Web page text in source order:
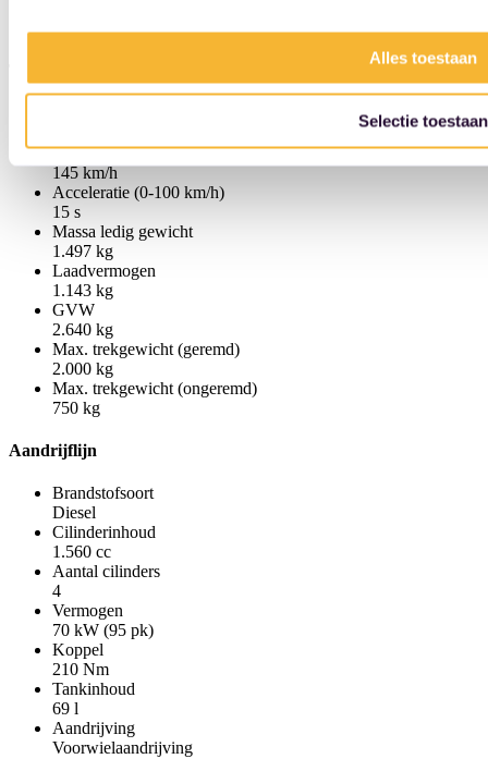
Alles toestaan
Selectie toestaan
PAINT IMPERIAL BLUE (KNP) (blauw)
Topsnelheid
145 km/h
Acceleratie (0-100 km/h)
15 s
Massa ledig gewicht
1.497 kg
Laadvermogen
1.143 kg
GVW
2.640 kg
Max. trekgewicht (geremd)
2.000 kg
Max. trekgewicht (ongeremd)
750 kg
Aandrijflijn
Brandstofsoort
Diesel
Cilinderinhoud
1.560 cc
Aantal cilinders
4
Vermogen
70 kW (95 pk)
Koppel
210 Nm
Tankinhoud
69 l
Aandrijving
Voorwielaandrijving